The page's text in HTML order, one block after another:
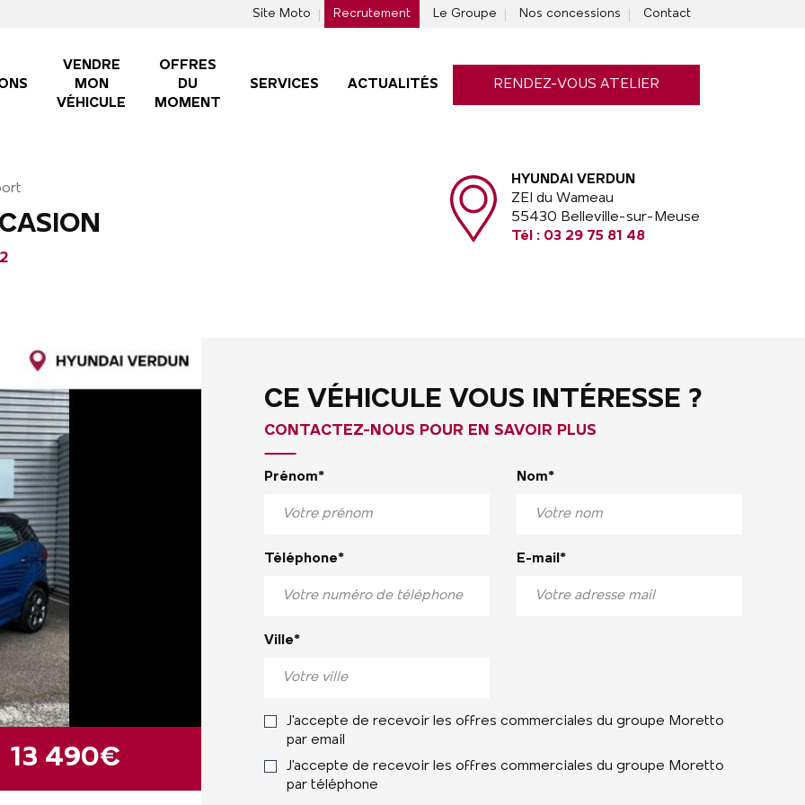
Site Moto Recrutement Le Groupe Nos concessions Contact
VENDRE
MON
VÉHICULE
OFFRES
DU
MOMENT
SERVICES ACTUALITÉS RENDEZ-VOUS ATELIER
HYUNDAI VERDUN
ZEI du Wameau
55430 Belleville-sur-Meuse
Tél : 03 29 75 81 48
13 490€
CE VÉHICULE VOUS INTÉRESSE ?
CONTACTEZ-NOUS POUR EN SAVOIR PLUS
Prénom* Nom*
Téléphone* E-mail*
Ville*
J'accepte de recevoir les offres commerciales du groupe Moretto
par email
J'accepte de recevoir les offres commerciales du groupe Moretto
par téléphone